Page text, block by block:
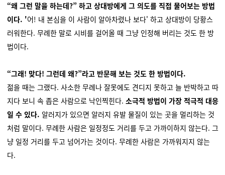
“왜 그런 말을 하는데?” 하고 상대방에게 그 의도를 직접 물어보는 방법
이다. '어! 내 본심을 이 사람이 알아차렸나 보다' 하고 상대방이 당황스
러워한다. 무례한 말로 시비를 걸어올 때 그냥 인정해 버리는 것도 한 방
법이다.
“그래! 맞다! 그런데 왜?”라고 반문해 보는 것도 한 방법이다.
젊을 때는 그랬다. 사소한 무례나 잘못에도 견디지 못하고 늘 반박하고 따
지다 보니 속 좁은 사람으로 낙인찍힌다. 소극적 방법이 가장 적극적 대응
일 수 있다. 알러지가 있으면 알러지 유발 물질이 있는 곳을 멀리하는 것
처럼 말이다. 무례한 사람은 일정정도 거리를 두고 가까이하지 않는다. 그
냥 일정 거리를 두고 넘어가는 것이다. 무례한 사람은 가까워지지 않는
다.